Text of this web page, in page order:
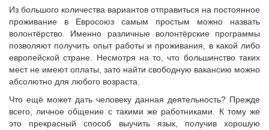
Из большого количества вариантов отправиться на постоянное
проживание в Евросоюз самым простым можно назвать
волонтёрство. Именно различные волонтёрские программы
позволяют получить опыт работы и проживания, в какой либо
европейской стране. Несмотря на то, что большинство таких
мест не имеют оплаты, зато найти свободную вакансию можно
абсолютно для любого возраста.
Что ещё может дать человеку данная деятельность? Прежде
всего, личное общение с такими же работниками. К тому же
это прекрасный способ выучить язык, получив хорошую